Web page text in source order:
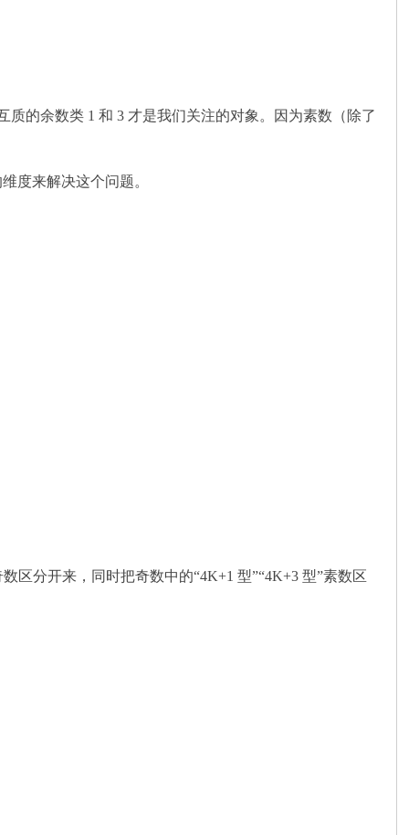
质的余数类 1 和 3 才是我们关注的对象。因为素数（除了
度来解决这个问题。
区分开来，同时把奇数中的“4K+1 型”“4K+3 型”素数区